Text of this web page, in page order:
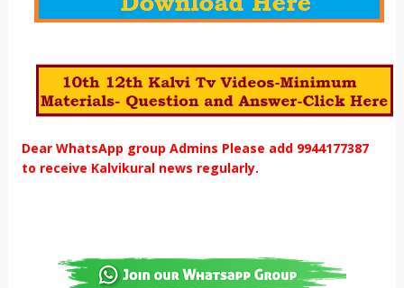
Dear WhatsApp group Admins Please add 9944177387
to receive Kalvikural news regularly.